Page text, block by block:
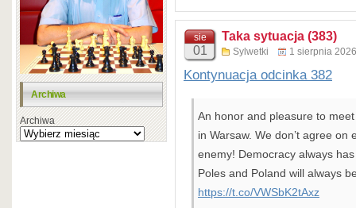
Archiwa
Archiwa
Post udostępniony przez
sie
01
Taka sytuacja (383)
Sylwetki 1 sierpnia 2026
Kontynuacja odcinka 382
An honor and pleasure to
in Warsaw. We don’t agree
enemy! Democracy always
Poles and Poland will always
https://t.co/VWSbK2tAxz